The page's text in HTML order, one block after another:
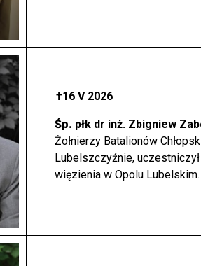
†16 V 2026
Śp. płk dr inż. Zbigniew
Żołnierzy Batalionów
Lubelszczyźnie,
więzienia w Opolu